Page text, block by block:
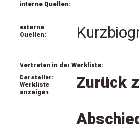
interne Quellen:
externe
Quellen:
Vertreten in der Werkliste:
Darsteller:
Werkliste
anzeigen
Zurück